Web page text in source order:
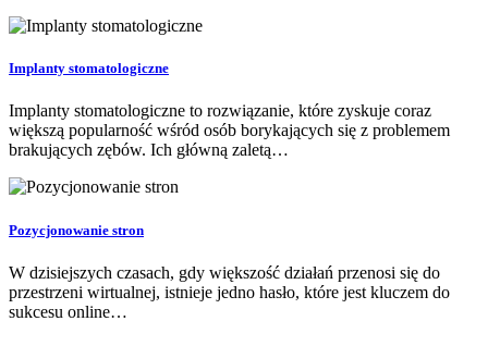
Implanty stomatologiczne
Implanty stomatologiczne to rozwiązanie, które zyskuje coraz
większą popularność wśród osób borykających się z problemem
brakujących zębów. Ich główną zaletą…
Pozycjonowanie stron
W dzisiejszych czasach, gdy większość działań przenosi się do
przestrzeni wirtualnej, istnieje jedno hasło, które jest kluczem do
sukcesu online…